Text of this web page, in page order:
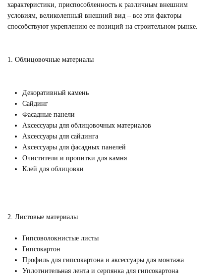
характеристики, приспособленность к различным внешним
условиям, великолепный внешний вид – все эти факторы
способствуют укреплению ее позиций на строительном рынке.
1. Облицовочные материалы
Декоративный камень
Сайдинг
Фасадные панели
Аксессуары для облицовочных материалов
Аксессуары для сайдинга
Аксессуары для фасадных панелей
Очистители и пропитки для камня
Клей для облицовки
2. Листовые материалы
Гипсоволокнистые листы
Гипсокартон
Профиль для гипсокартона и аксессуары для монтажа
Уплотнительная лента и серпянка для гипсокартона